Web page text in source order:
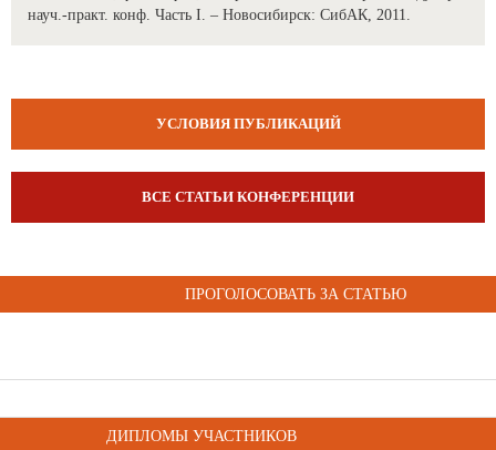
науч.-практ. конф. Часть I. – Новосибирск: СибАК, 2011.
УСЛОВИЯ ПУБЛИКАЦИЙ
ВСЕ СТАТЬИ КОНФЕРЕНЦИИ
ПРОГОЛОСОВАТЬ ЗА СТАТЬЮ
ДИПЛОМЫ УЧАСТНИКОВ